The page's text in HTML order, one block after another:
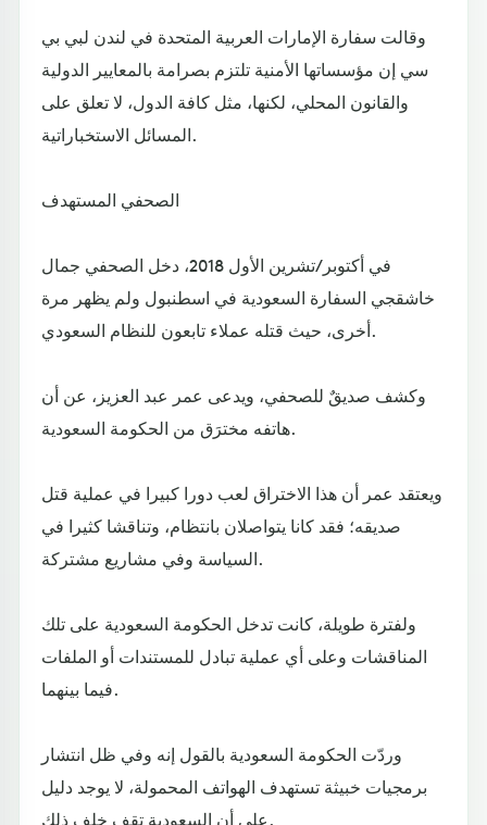
وقالت سفارة الإمارات العربية المتحدة في لندن لبي بي
سي إن مؤسساتها الأمنية تلتزم بصرامة بالمعايير الدولية
والقانون المحلي، لكنها، مثل كافة الدول، لا تعلق على
المسائل الاستخباراتية.
الصحفي المستهدف
في أكتوبر/تشرين الأول 2018، دخل الصحفي جمال
خاشقجي السفارة السعودية في اسطنبول ولم يظهر مرة
أخرى، حيث قتله عملاء تابعون للنظام السعودي.
وكشف صديقٌ للصحفي، ويدعى عمر عبد العزيز، عن أن
هاتفه مخترَق من الحكومة السعودية.
ويعتقد عمر أن هذا الاختراق لعب دورا كبيرا في عملية قتل
صديقه؛ فقد كانا يتواصلان بانتظام، وتناقشا كثيرا في
السياسة وفي مشاريع مشتركة.
ولفترة طويلة، كانت تدخل الحكومة السعودية على تلك
المناقشات وعلى أي عملية تبادل للمستندات أو الملفات
فيما بينهما.
وردّت الحكومة السعودية بالقول إنه وفي ظل انتشار
برمجيات خبيثة تستهدف الهواتف المحمولة، لا يوجد دليل
على أن السعودية تقف خلف ذلك.